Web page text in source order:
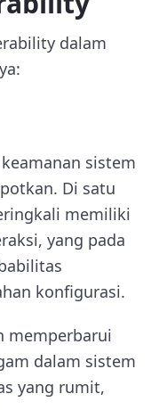
dalam
sistem
Di satu
memiliki
yang pada
konfigurasi.
memperbarui
dalam sistem
yang rumit,